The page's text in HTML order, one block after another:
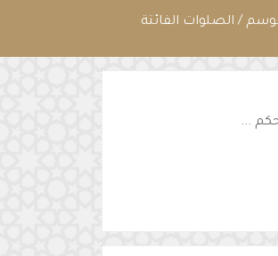
/ الصلوات الفائتة
...